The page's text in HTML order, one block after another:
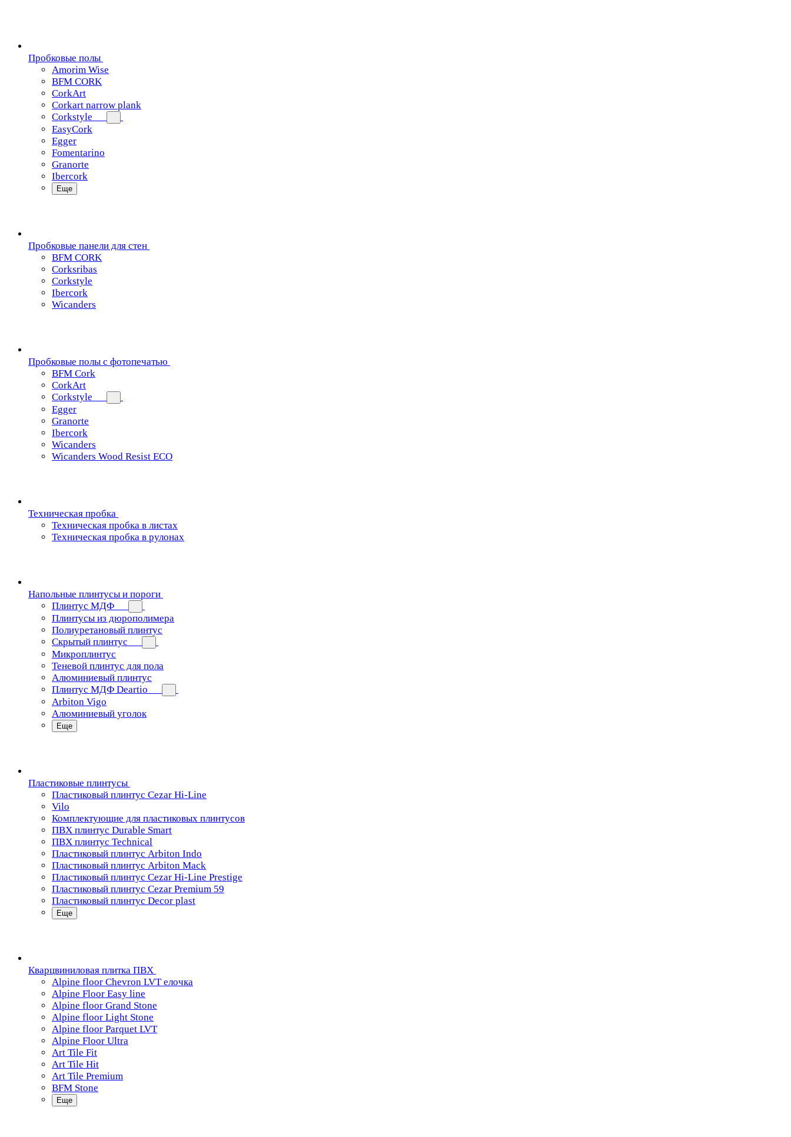
Пробковые полы
Amorim Wise
BFM CORK
CorkArt
Corkart narrow plank
Corkstyle
EasyCork
Egger
Fomentarino
Granorte
Ibercork
Еще
Пробковые панели для стен
BFM CORK
Corksribas
Corkstyle
Ibercork
Wicanders
Пробковые полы с фотопечатью
BFM Cork
CorkArt
Corkstyle
Egger
Granorte
Ibercork
Wicanders
Wicanders Wood Resist ECO
Техническая пробка
Техническая пробка в листах
Техническая пробка в рулонах
Напольные плинтусы и пороги
Плинтус МДФ
Плинтусы из дюрополимера
Полиуретановый плинтус
Скрытый плинтус
Микроплинтус
Теневой плинтус для пола
Алюминиевый плинтус
Плинтус МДФ Deartio
Arbiton Vigo
Алюминиевый уголок
Еще
Пластиковые плинтусы
Пластиковый плинтус Cezar Hi-Line
Vilo
Комплектующие для пластиковых плинтусов
ПВХ плинтус Durable Smart
ПВХ плинтус Technical
Пластиковый плинтус Arbiton Indo
Пластиковый плинтус Arbiton Mack
Пластиковый плинтус Cezar Hi-Line Prestige
Пластиковый плинтус Cezar Premium 59
Пластиковый плинтус Decor plast
Еще
Кварцвиниловая плитка ПВХ
Alpine floor Chevron LVT елочка
Alpine Floor Easy line
Alpine floor Grand Stone
Alpine floor Light Stone
Alpine floor Parquet LVT
Alpine Floor Ultra
Art Tile Fit
Art Tile Hit
Art Tile Premium
BFM Stone
Еще